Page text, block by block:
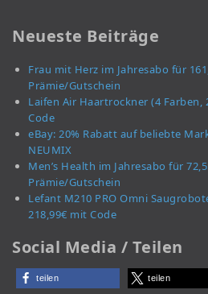
Neueste Beiträge
Frau mit Herz im Jahresabo für
Prämie/Gutschein
Laifen Air Haartrockner (4 Farben,
Code
eBay: 20% Rabatt auf beliebte
NEUMIX
Men’s Health im Jahresabo für
Prämie/Gutschein
Lefant M210 PRO Omni
218,99€ mit Code
Social Media / Teilen
teilen teilen